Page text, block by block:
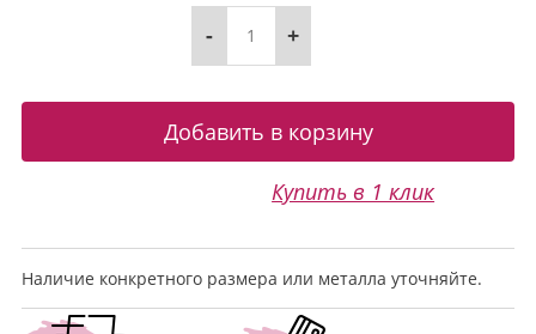
- +
Купить в 1 клик
Наличие конкретного размера или металла уточняйте.